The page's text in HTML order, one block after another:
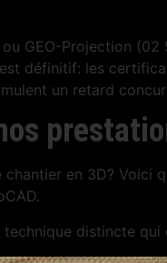
GEO-Projection
définitif: les
un retard
en 3D?
distincte